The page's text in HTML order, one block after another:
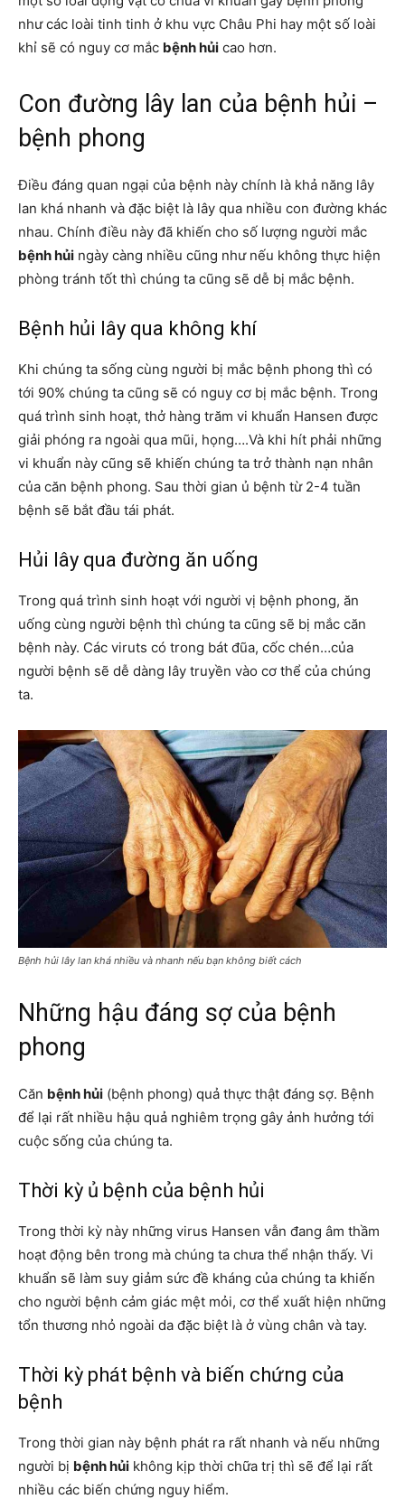
như các loài tinh tinh ở khu vực Châu Phi hay một số loài
khỉ sẽ có nguy cơ mắc bệnh hủi cao hơn.
Con đường lây lan của bệnh hủi –
bệnh phong
Điều đáng quan ngại của bệnh này chính là khả năng lây
lan khá nhanh và đặc biệt là lây qua nhiều con đường khác
nhau. Chính điều này đã khiến cho số lượng người mắc
bệnh hủi ngày càng nhiều cũng như nếu không thực hiện
phòng tránh tốt thì chúng ta cũng sẽ dễ bị mắc bệnh.
Bệnh hủi lây qua không khí
Khi chúng ta sống cùng người bị mắc bệnh phong thì có
tới 90% chúng ta cũng sẽ có nguy cơ bị mắc bệnh. Trong
quá trình sinh hoạt, thở hàng trăm vi khuẩn Hansen được
giải phóng ra ngoài qua mũi, họng….Và khi hít phải những
vi khuẩn này cũng sẽ khiến chúng ta trở thành nạn nhân
của căn bệnh phong. Sau thời gian ủ bệnh từ 2-4 tuần
bệnh sẽ bắt đầu tái phát.
Hủi lây qua đường ăn uống
Trong quá trình sinh hoạt với người vị bệnh phong, ăn
uống cùng người bệnh thì chúng ta cũng sẽ bị mắc căn
bệnh này. Các viruts có trong bát đũa, cốc chén…của
người bệnh sẽ dễ dàng lây truyền vào cơ thể của chúng
ta.
Bệnh hủi lây lan khá nhiều và nhanh nếu bạn không biết cách
Những hậu đáng sợ của bệnh
phong
Căn bệnh hủi (bệnh phong) quả thực thật đáng sợ. Bệnh
để lại rất nhiều hậu quả nghiêm trọng gây ảnh hưởng tới
cuộc sống của chúng ta.
Thời kỳ ủ bệnh của bệnh hủi
Trong thời kỳ này những virus Hansen vẫn đang âm thầm
hoạt động bên trong mà chúng ta chưa thể nhận thấy. Vi
khuẩn sẽ làm suy giảm sức đề kháng của chúng ta khiến
cho người bệnh cảm giác mệt mỏi, cơ thể xuất hiện những
tổn thương nhỏ ngoài da đặc biệt là ở vùng chân và tay.
Thời kỳ phát bệnh và biến chứng của
bệnh
Trong thời gian này bệnh phát ra rất nhanh và nếu những
người bị bệnh hủi không kịp thời chữa trị thì sẽ để lại rất
nhiều các biến chứng nguy hiểm.